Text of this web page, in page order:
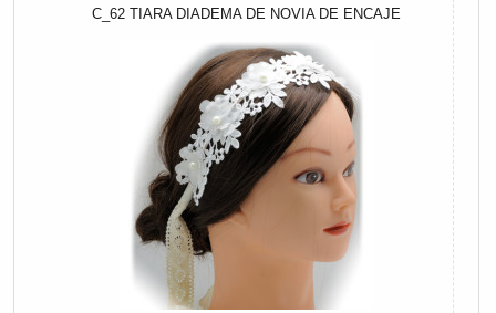
C_62 TIARA DIADEMA DE NOVIA DE ENCAJE